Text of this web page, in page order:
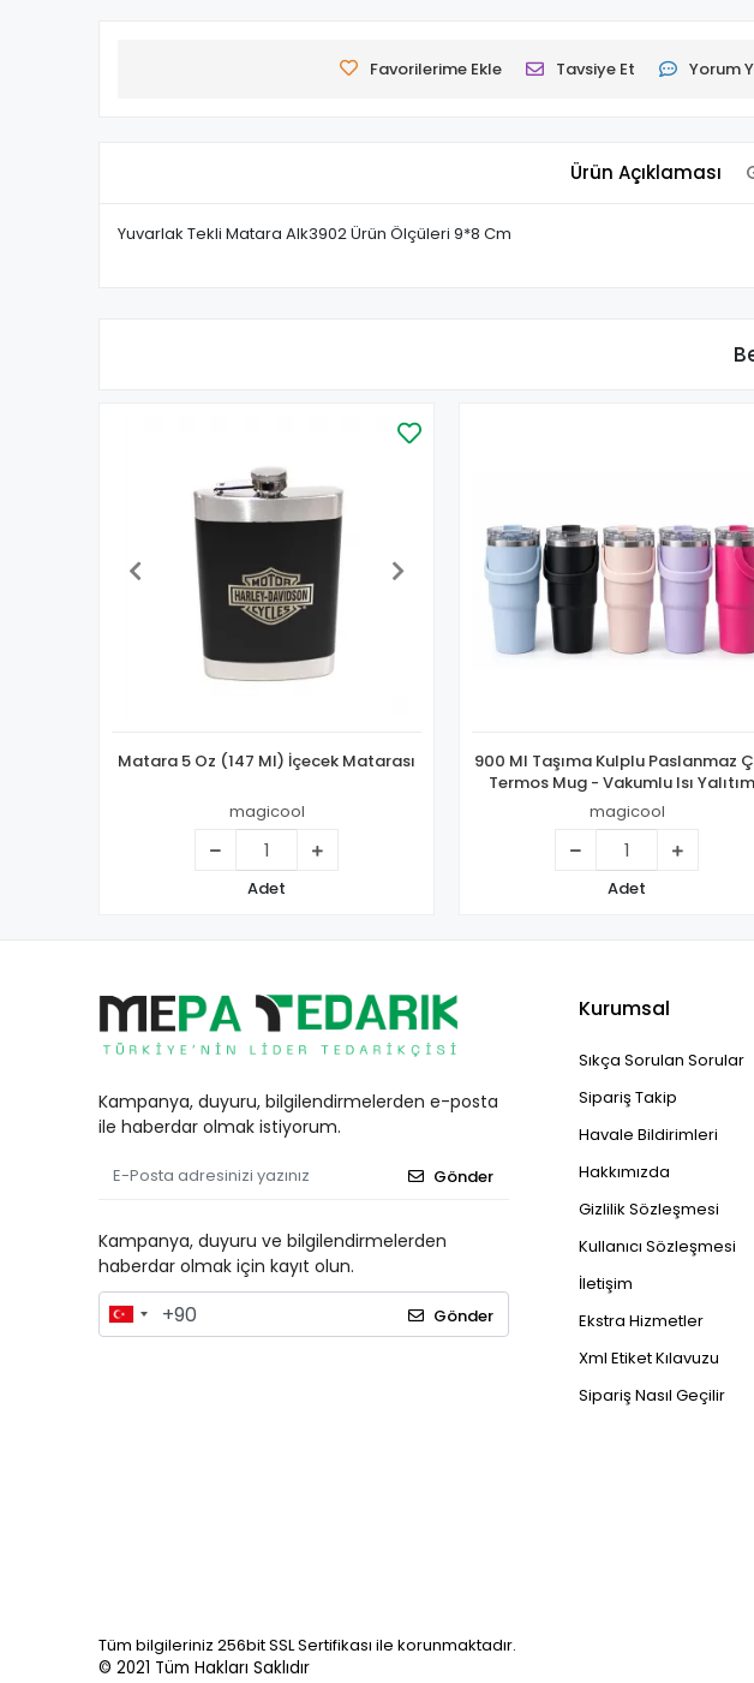
Favorilerime Ekle Tavsiye Et Yorum
Ürün Açıklaması
Yuvarlak Tekli Matara Alk3902 Ürün Ölçüleri 9*8 Cm
Matara 5 Oz (147 Ml) İçecek Matarası
magicool
Adet
900 Ml Taşıma Kulplu Paslanmaz
Termos Mug - Vakumlu Isı
Bardak Alk4631
magicool
Adet
Kampanya, duyuru, bilgilendirmelerden e-posta
ile haberdar olmak istiyorum.
Gönder
Kampanya, duyuru ve bilgilendirmelerden
haberdar olmak için kayıt olun.
Gönder
Kurumsal
Sıkça Sorulan Sorular
Sipariş Takip
Havale Bildirimleri
Hakkımızda
Gizlilik Sözleşmesi
Kullanıcı Sözleşmesi
İletişim
Ekstra Hizmetler
Xml Etiket Kılavuzu
Sipariş Nasıl Geçilir
Tüm bilgileriniz 256bit SSL Sertifikası ile korunmaktadır.
© 2021 Tüm Hakları Saklıdır